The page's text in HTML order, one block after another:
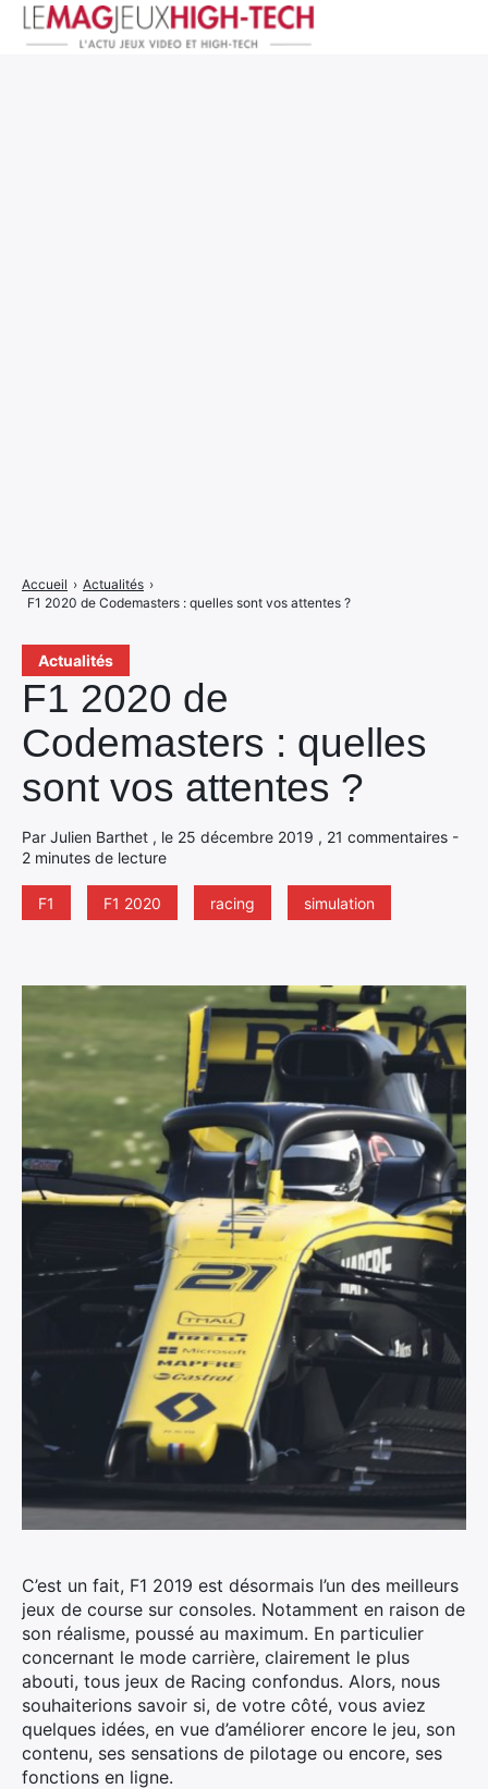
Actualités
F1 2020 de
Codemasters : quelles
sont vos attentes ?
Par Julien Barthet , le 25 décembre 2019 , 21 commentaires -
2 minutes de lecture
F1 F1 2020 racing simulation
Accueil › Actualités ›
F1 2020 de Codemasters : quelles sont vos attentes ?
C’est un fait, F1 2019 est désormais l’un des meilleurs
jeux de course sur consoles. Notamment en raison de
son réalisme, poussé au maximum. En particulier
concernant le mode carrière, clairement le plus
abouti, tous jeux de Racing confondus. Alors, nous
souhaiterions savoir si, de votre côté, vous aviez
quelques idées, en vue d’améliorer encore le jeu, son
contenu, ses sensations de pilotage ou encore, ses
fonctions en ligne.